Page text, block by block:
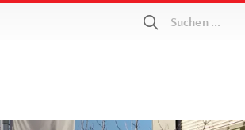
Suchen ...